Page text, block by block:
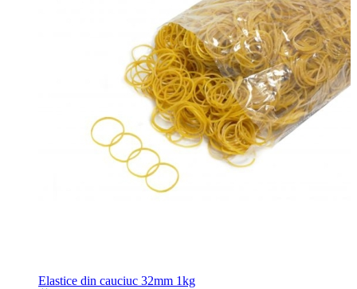
Elastice din cauciuc 32mm 1kg